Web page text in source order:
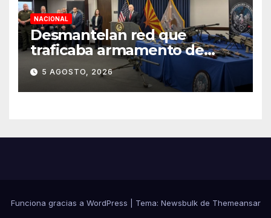
NACIONAL
Desmantelan red que
traficaba armamento de
Arizona a México
5 AGOSTO, 2026
Funciona gracias a WordPress Tema: Newsbulkde Themeansar